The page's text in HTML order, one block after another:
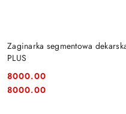
Zaginarka segmentowa
PLUS
Cena:
8000.00
Cena:
8000.00